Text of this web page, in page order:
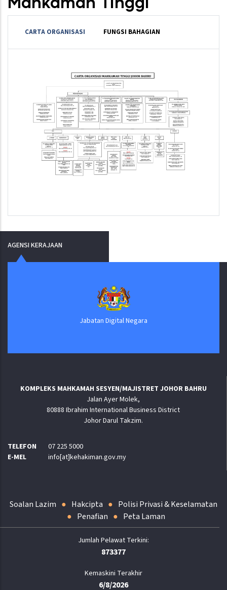
CARTA ORGANISASI FUNGSI BAHAGIAN
AGENSI KERAJAAN
Jabatan Digital Negara
KOMPLEKS MAHKAMAH SESYEN/MAJISTRET JOHOR BAHRU
Jalan Ayer Molek,
80888 Ibrahim International Business District
Johor Darul Takzim.
TELEFON
07 225 5000
E-MEL
info[at]kehakiman.gov.my
Soalan Lazim Hakcipta
Polisi Privasi & Keselamatan
Penafian
Peta Laman
873377
Kemaskini Terakhir
6/8/2026